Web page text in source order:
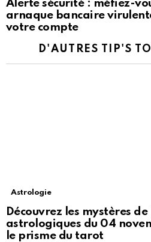
Alerte sécurité : méfiez-
arnaque bancaire
votre compte
D'AUTRES TIP'S
Astrologie
Découvrez les mystères
astrologiques du 04
le prisme du tarot